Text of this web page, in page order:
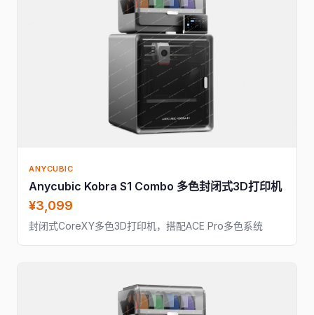
ANYCUBIC
Anycubic Kobra S1 Combo 多色封闭式3D打印机
¥3,099
封闭式CoreXY多色3D打印机，搭配ACE Pro多色系统